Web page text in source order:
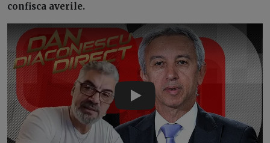
confisca averile.
Play